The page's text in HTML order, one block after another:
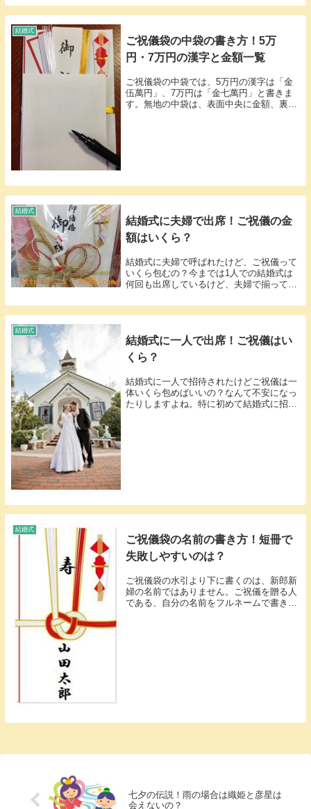
ないのはちょっと寂しい感じがしますよ
ね。親しい友人の結婚式であれば、スラス
結婚式
ご祝儀袋の中袋の書き方！5万
円・7万円の漢字と金額一覧
ご祝儀袋の中袋では、5万円の漢字は「金
伍萬円」、7万円は「金七萬円」と書きま
す。無地の中袋は、表面中央に金額、裏面
結婚式
結婚式に夫婦で出席！ご祝儀の金
額はいくら？
結婚式に夫婦で呼ばれたけど、ご祝儀って
いくら包むの？今までは1人での結婚式は
何回も出席しているけど、夫婦で揃って結
かと思いますそこで、今回は結婚式に夫婦
で出席する時のご祝儀の金額についてリサ
結婚式
結婚式に一人で出席！ご祝儀はい
くら？
結婚式に一人で招待されたけどご祝儀は一
体いくら包めばいいの？なんて不安になっ
たりしますよね。特に初めて結婚式に招待
結婚式
ご祝儀袋の名前の書き方！短冊で
失敗しやすいのは？
ご祝儀袋の水引より下に書くのは、新郎新
婦の名前ではありません。ご祝儀を贈る人
である、自分の名前をフルネームで書きま
七夕の伝説！雨の場合は織姫と彦星は
会えないの？